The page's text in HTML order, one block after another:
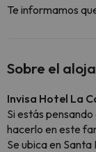
Te informamos
Sobre el
Invisa Hotel La
Si estás
hacerlo en este
Se ubica en